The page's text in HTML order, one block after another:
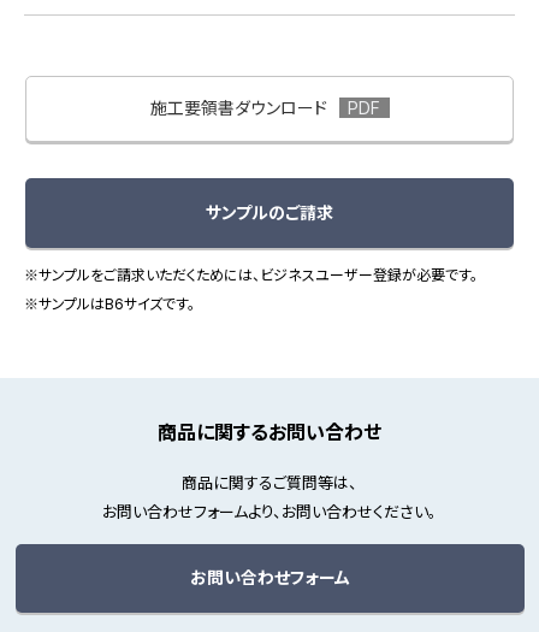
施工要領書ダウンロード
サンプルのご請求
※サンプルをご請求いただくためには、ビジネスユーザー登録が必要です。
※サンプルはB6サイズです。
商品に関するお問い合わせ
商品に関するご質問等は、
お問い合わせフォームより、お問い合わせください。
お問い合わせフォーム